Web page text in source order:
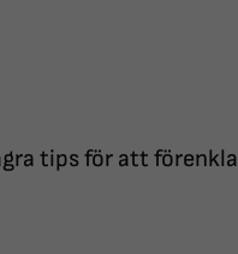
tips för att förenkla